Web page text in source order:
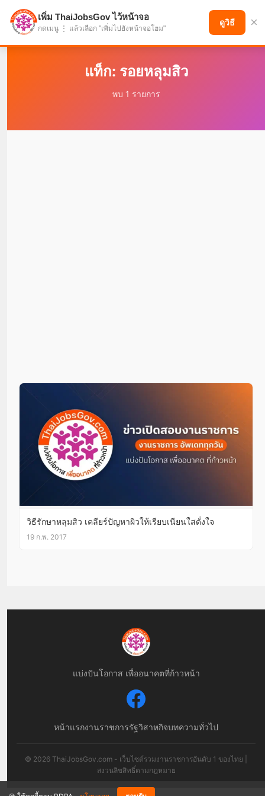
แบ่งปันโอกาส เพื่ออนาคตที่ก้าวหน้า
แท็ก: รอยหลุมสิว
พบ 1 รายการ
วิธีรักษาหลุมสิว เคลียร์ปัญหาผิวให้เรียบเนียนใสดั่งใจ
19 ก.พ. 2017
แบ่งปันโอกาส เพื่ออนาคตที่ก้าวหน้า
หน้าแรกงานราชการรัฐวิสาหกิจบทความทั่วไป
© 2026 ThaiJobsGov.com - เว็บไซต์รวมงานราชการอันดับ 1 ของไทย |
สงวนลิขสิทธิ์ตามกฎหมาย
เพิ่ม ThaiJobsGov ไว้หน้าจอ
กดเมนู ⋮ แล้วเลือก "เพิ่มไปยังหน้าจอโฮม"
ดูวิธี ×